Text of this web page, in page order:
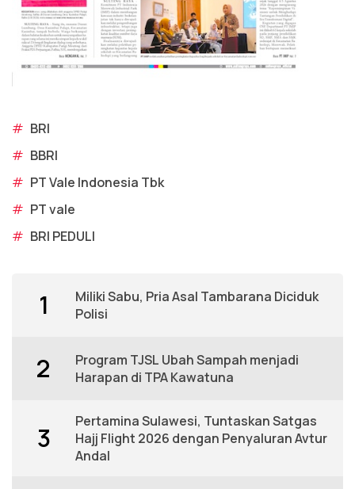
# BRI
# BBRI
# PT Vale Indonesia Tbk
# PT vale
# BRI PEDULI
1
Miliki Sabu, Pria Asal Tambarana Diciduk
Polisi
2
Program TJSL Ubah Sampah menjadi
Harapan di TPA Kawatuna
3
Pertamina Sulawesi, Tuntaskan Satgas
Hajj Flight 2026 dengan Penyaluran Avtur
Andal